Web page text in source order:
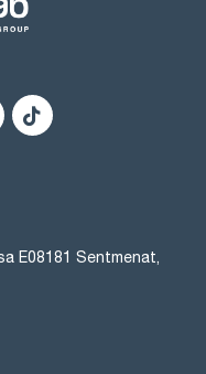
E08181 Sentmenat,